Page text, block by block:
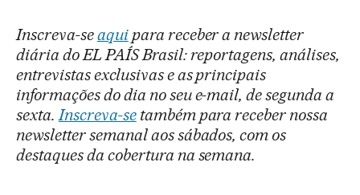
Inscreva-seaquipara receber a newsletter
diária do EL PAÍS Brasil: reportagens, análises,
entrevistas exclusivas e as principais
informações do dia no seu e-mail, de segunda a
sexta.Inscreva-setambém para receber nossa
newsletter semanal aos sábados, com os
destaques da cobertura na semana.